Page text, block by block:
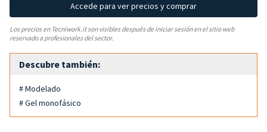
Accede para ver precios y comprar
Los precios en Tecniwork.it son visibles después de iniciar sesión en el sitio web
reservado a profesionales del sector.
Descubre también:
# Modelado
# Gel monofásico